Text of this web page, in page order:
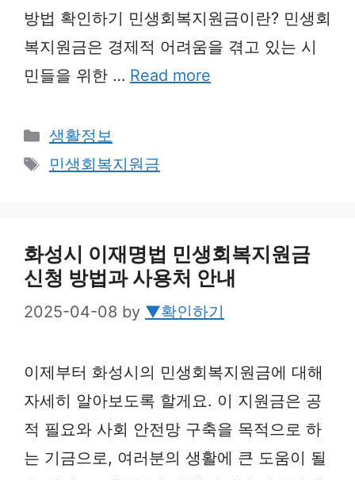
방법 확인하기 민생회복지원금이란? 민생회
복지원금은 경제적 어려움을 겪고 있는 시
민들을 위한 … Read more
Categories
생활정보
Tags
민생회복지원금
화성시 이재명법 민생회복지원금
신청 방법과 사용처 안내
2025-04-08 by ▼확인하기
이제부터 화성시의 민생회복지원금에 대해
자세히 알아보도록 할게요. 이 지원금은 공
적 필요와 사회 안전망 구축을 목적으로 하
는 기금으로, 여러분의 생활에 큰 도움이 될